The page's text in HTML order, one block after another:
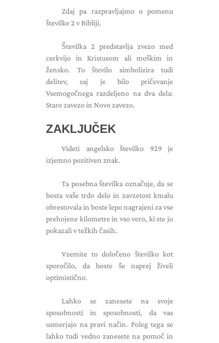
Zdaj pa razpravljajmo o pomenu
številke 2 v Bibliji.
Številka 2 predstavlja zvezo med
cerkvijo in Kristusom ali moškim in
žensko. To število simbolizira tudi
delitev, saj je bilo pričevanje
Vsemogočnega razdeljeno na dva dela:
Staro zavezo in Novo zavezo.
ZAKLJUČEK
Videti angelsko številko 929 je
izjemno pozitiven znak.
Ta posebna številka označuje, da se
bosta vaše trdo delo in zavzetost kmalu
obrestovala in boste lepo nagrajeni za vse
prehojene kilometre in vso vero, ki ste jo
pokazali v težkih časih.
Vzemite to določeno številko kot
sporočilo, da boste še naprej živeli
optimistično.
Lahko se zanesete na svoje
sposobnosti in sposobnosti, da vas
usmerjajo na pravi način. Poleg tega se
lahko tudi vedno zanesete na pomoč in